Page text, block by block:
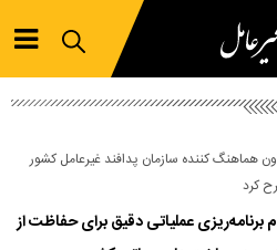
هماهنگ کننده سازمان پدافند غیرعامل کشور
کرد
برنامه‌ریزی عملیاتی دقیق برای حفاظت از